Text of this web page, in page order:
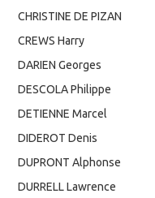
CHRISTINE DE PIZAN
CREWS Harry
DARIEN Georges
DESCOLA Philippe
DETIENNE Marcel
DIDEROT Denis
DUPRONT Alphonse
DURRELL Lawrence